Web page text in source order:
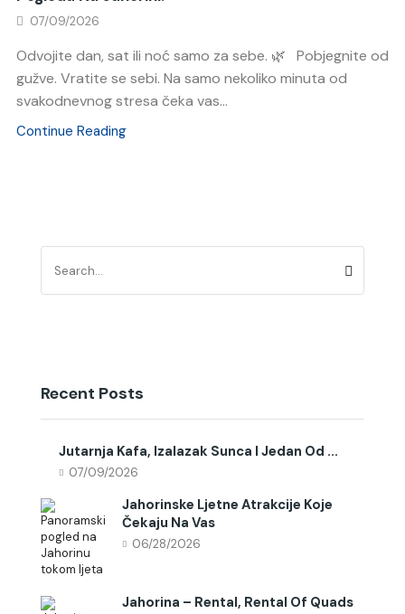
07/09/2026
Odvojite dan, sat ili noć samo za sebe. 🌿 Pobjegnite od
gužve. Vratite se sebi. Na samo nekoliko minuta od
svakodnevnog stresa čeka vas...
Continue Reading
Recent Posts
Jutarnja Kafa, Izalazak Sunca I Jedan Od ...
07/09/2026
Jahorinske Ljetne Atrakcije Koje
Čekaju Na Vas
06/28/2026
Jahorina – Rental, Rental Of Quads